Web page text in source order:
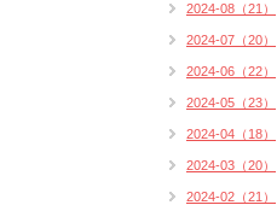
2024-08（21）
2024-07（20）
2024-06（22）
2024-05（23）
2024-04（18）
2024-03（20）
2024-02（21）